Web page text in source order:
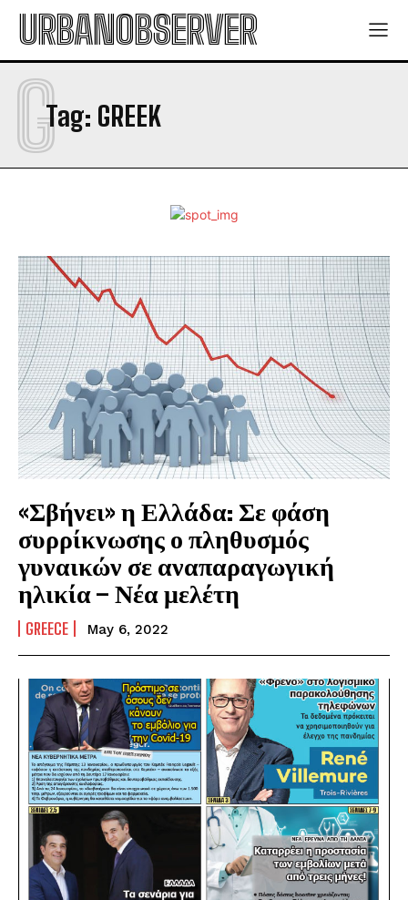
URBANOBSERVER
Tag: GREEK
G
«Σβήνει» η Ελλάδα: Σε φάση
συρρίκνωσης ο πληθυσμός
γυναικών σε αναπαραγωγική
ηλικία – Νέα μελέτη
GREECE May 6, 2022